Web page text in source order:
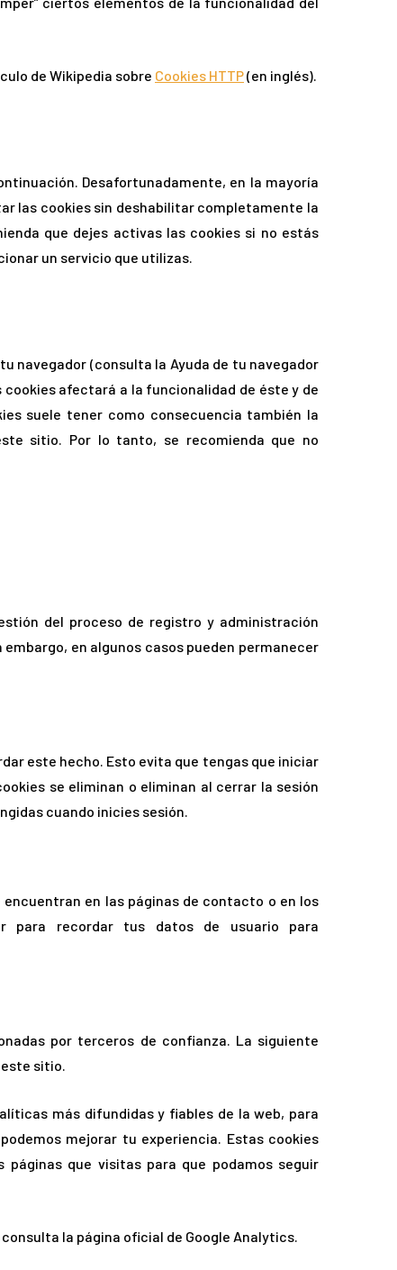
de Wikipedia sobre Cookies HTTP(en inglés).
Desafortunadamente, en la mayoría
las cookies sin deshabilitar completamente la
que dejes activas las cookies si no estás
un servicio que utilizas.
navegador (consulta la Ayuda de tu navegador
afectará a la funcionalidad de éste y de
suele tener como consecuencia también la
sitio. Por lo tanto, se recomienda que no
del proceso de registro y administración
en algunos casos pueden permanecer
este hecho. Esto evita que tengas que iniciar
se eliminan o eliminan al cerrar la sesión
cuando inicies sesión.
en las páginas de contacto o en los
para recordar tus datos de usuario para
por terceros de confianza. La siguiente
sitio.
más difundidas y fiables de la web, para
mejorar tu experiencia. Estas cookies
que visitas para que podamos seguir
la página oficial de Google Analytics.